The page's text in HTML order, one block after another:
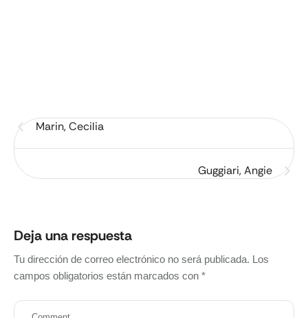
Marin, Cecilia
Guggiari, Angie
Deja una respuesta
Tu dirección de correo electrónico no será publicada. Los
campos obligatorios están marcados con *